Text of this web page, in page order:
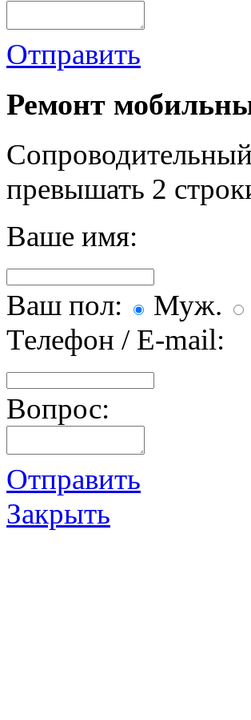
Отправить
Ремонт
превышать 2
Ваше имя:
Ваш пол: Муж.
Телефон / E-mail:
Вопрос:
Отправить
Закрыть